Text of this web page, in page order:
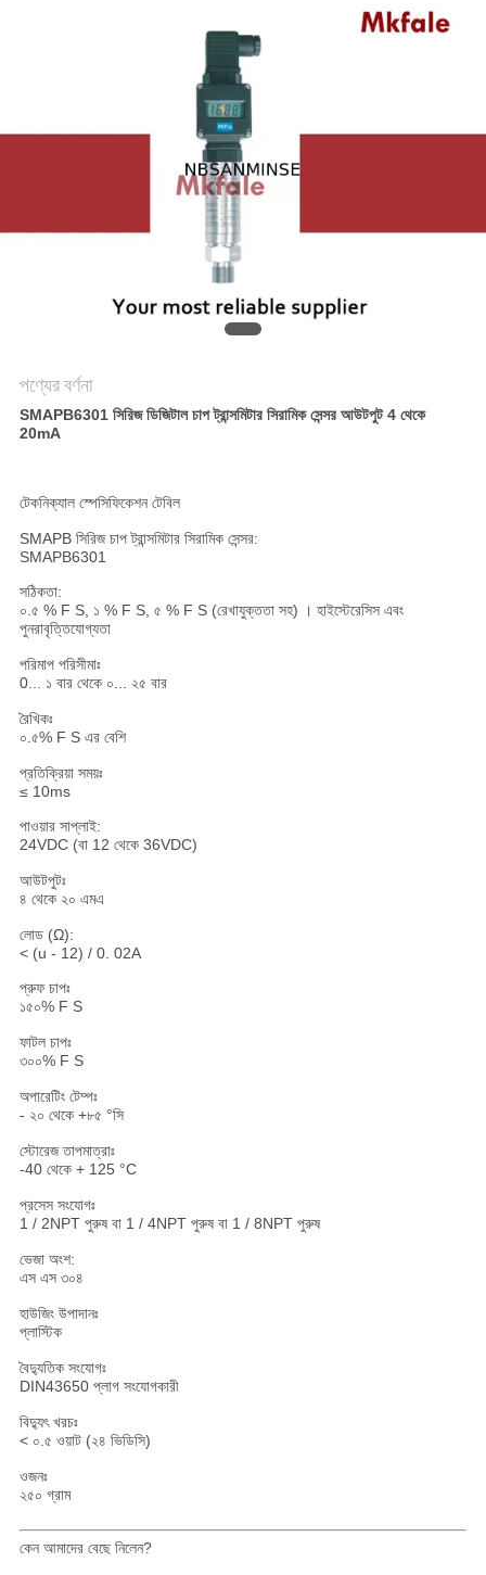
পণ্যের বর্ণনা
SMAPB6301 সিরিজ ডিজিটাল চাপ ট্রান্সমিটার সিরামিক সেন্সর আউটপুট 4 থেকে
20mA
টেকনিক্যাল স্পেসিফিকেশন টেবিল
SMAPB সিরিজ চাপ ট্রান্সমিটার সিরামিক সেন্সর:
SMAPB6301
সঠিকতা:
০.৫ % F S, ১ % F S, ৫ % F S (রেখাযুক্ততা সহ) । হাইস্টেরেসিস এবং
পুনরাবৃত্তিযোগ্যতা
পরিমাপ পরিসীমাঃ
0... ১ বার থেকে ০... ২৫ বার
রৈখিকঃ
০.৫% F S এর বেশি
প্রতিক্রিয়া সময়ঃ
≤ 10ms
পাওয়ার সাপ্লাই:
24VDC (বা 12 থেকে 36VDC)
আউটপুটঃ
৪ থেকে ২০ এমএ
লোড (Ω):
< (u - 12) / 0. 02A
প্রুফ চাপঃ
১৫০% F S
ফাটল চাপঃ
৩০০% F S
অপারেটিং টেম্পঃ
- ২০ থেকে +৮৫ °সি
স্টোরেজ তাপমাত্রাঃ
-40 থেকে + 125 °C
প্রসেস সংযোগঃ
1 / 2NPT পুরুষ বা 1 / 4NPT পুরুষ বা 1 / 8NPT পুরুষ
ভেজা অংশ:
এস এস ৩০৪
হাউজিং উপাদানঃ
প্লাস্টিক
বৈদ্যুতিক সংযোগঃ
DIN43650 প্লাগ সংযোগকারী
বিদ্যুৎ খরচঃ
< ০.৫ ওয়াট (২৪ ভিডিসি)
ওজনঃ
২৫০ গ্রাম
কেন আমাদের বেছে নিলেন?